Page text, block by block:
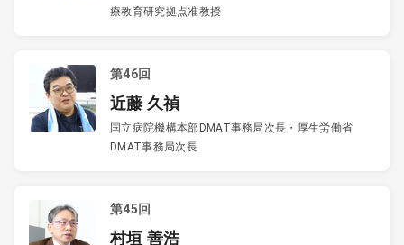
療教育研究拠点准教授
第46回
近藤 久禎
国立病院機構本部DMAT事務局次長・厚生労働省
DMAT事務局次長
第45回
村垣 善浩